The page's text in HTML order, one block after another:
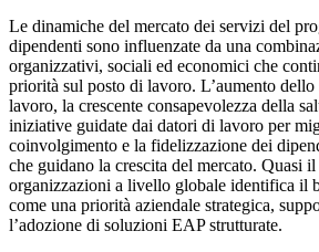
Le dinamiche del mercato dei servizi del
dipendenti sono influenzate da una
organizzativi, sociali ed economici che
priorità sul posto di lavoro. L’aumento dello
lavoro, la crescente consapevolezza della
iniziative guidate dai datori di lavoro per
coinvolgimento e la fidelizzazione dei
che guidano la crescita del mercato. Quasi
organizzazioni a livello globale identifica il
come una priorità aziendale strategica,
l’adozione di soluzioni EAP strutturate.